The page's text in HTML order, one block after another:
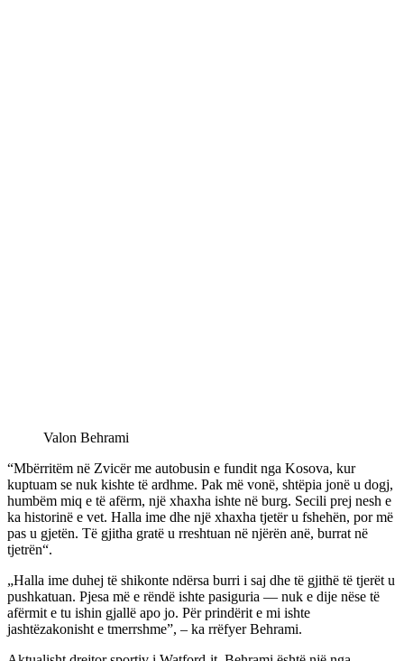
Valon Behrami
“Mbërritëm në Zvicër me autobusin e fundit nga Kosova, kur
kuptuam se nuk kishte të ardhme. Pak më vonë, shtëpia jonë u dogj,
humbëm miq e të afërm, një xhaxha ishte në burg. Secili prej nesh e
ka historinë e vet. Halla ime dhe një xhaxha tjetër u fshehën, por më
pas u gjetën. Të gjitha gratë u rreshtuan në njërën anë, burrat në
tjetrën“.
„Halla ime duhej të shikonte ndërsa burri i saj dhe të gjithë të tjerët u
pushkatuan. Pjesa më e rëndë ishte pasiguria — nuk e dije nëse të
afërmit e tu ishin gjallë apo jo. Për prindërit e mi ishte
jashtëzakonisht e tmerrshme”, – ka rrëfyer Behrami.